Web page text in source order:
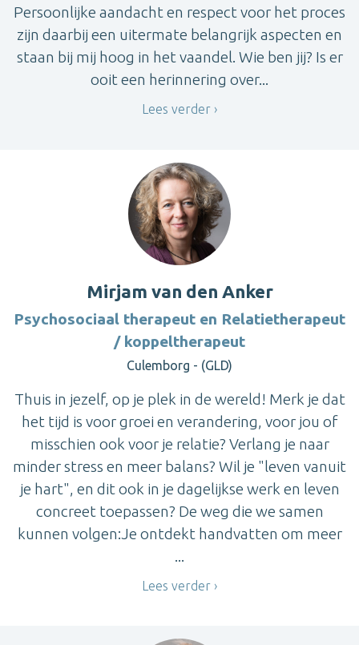
Persoonlijke aandacht en respect voor het proces
zijn daarbij een uitermate belangrijk aspecten en
staan bij mij hoog in het vaandel. Wie ben jij? Is er
ooit een herinnering over...
Lees verder
Mirjam van den Anker
Psychosociaal therapeut en Relatietherapeut
/ koppeltherapeut
Culemborg - (GLD)
Thuis in jezelf, op je plek in de wereld! Merk je dat
het tijd is voor groei en verandering, voor jou of
misschien ook voor je relatie? Verlang je naar
minder stress en meer balans? Wil je "leven vanuit
je hart", en dit ook in je dagelijkse werk en leven
concreet toepassen? De weg die we samen
kunnen volgen:Je ontdekt handvatten om meer
...
Lees verder